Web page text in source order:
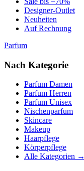
Designer-Outlet
Neuheiten
Auf Rechnung
Parfum
Nach Kategorie
Parfum Damen
Parfum Herren
Parfum Unisex
Nischenparfum
Skincare
Makeup
Haarpflege
Körperpflege
Alle Kategorien →